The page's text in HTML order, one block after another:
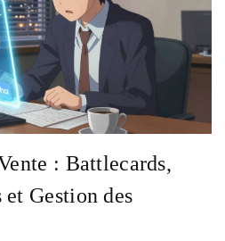
: Battlecards,
et Gestion des